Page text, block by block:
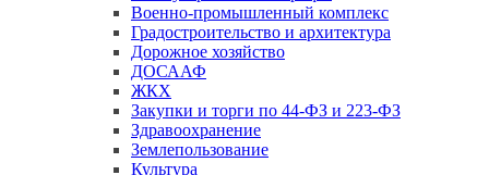
Военно-промышленный комплекс
Градостроительство и архитектура
Дорожное хозяйство
ДОСААФ
ЖКХ
Закупки и торги по 44-ФЗ и 223-ФЗ
Здравоохранение
Землепользование
Культура